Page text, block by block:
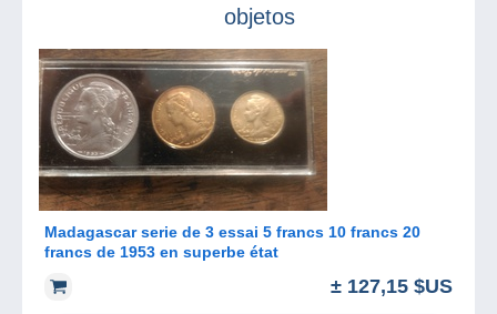
objetos
Madagascar serie de 3 essai 5 francs 10 francs 20
francs de 1953 en superbe état
± 127,15 $US